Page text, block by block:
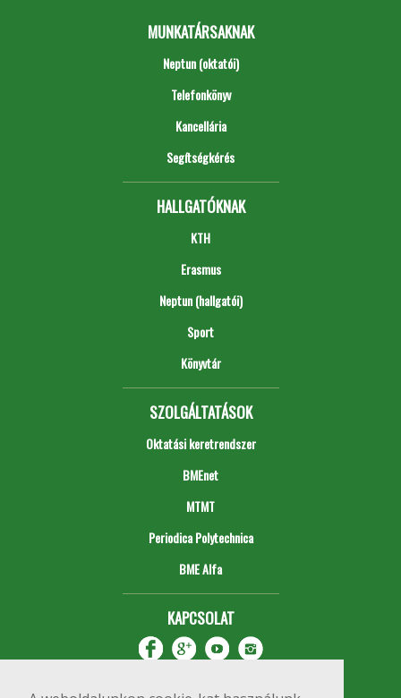
MUNKATÁRSAKNAK
Neptun (oktatói)
Telefonkönyv
Kancellária
Segítségkérés
HALLGATÓKNAK
KTH
Erasmus
Neptun (hallgatói)
Sport
Könyvtár
SZOLGÁLTATÁSOK
Oktatási keretrendszer
BMEnet
MTMT
Periodica Polytechnica
BME Alfa
KAPCSOLAT